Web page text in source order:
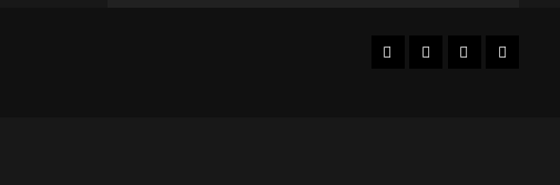
FacebookInstagram
YouTubeTwitter